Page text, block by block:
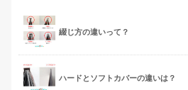
綴じ方の違いって？
ハードとソフトカバーの違いは？